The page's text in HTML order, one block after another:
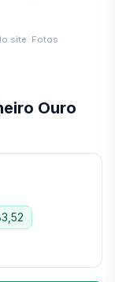
site. Fotos
Ouro